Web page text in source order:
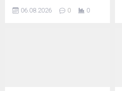
hedefleri hakknda konutu.
06.08.2026 0 0